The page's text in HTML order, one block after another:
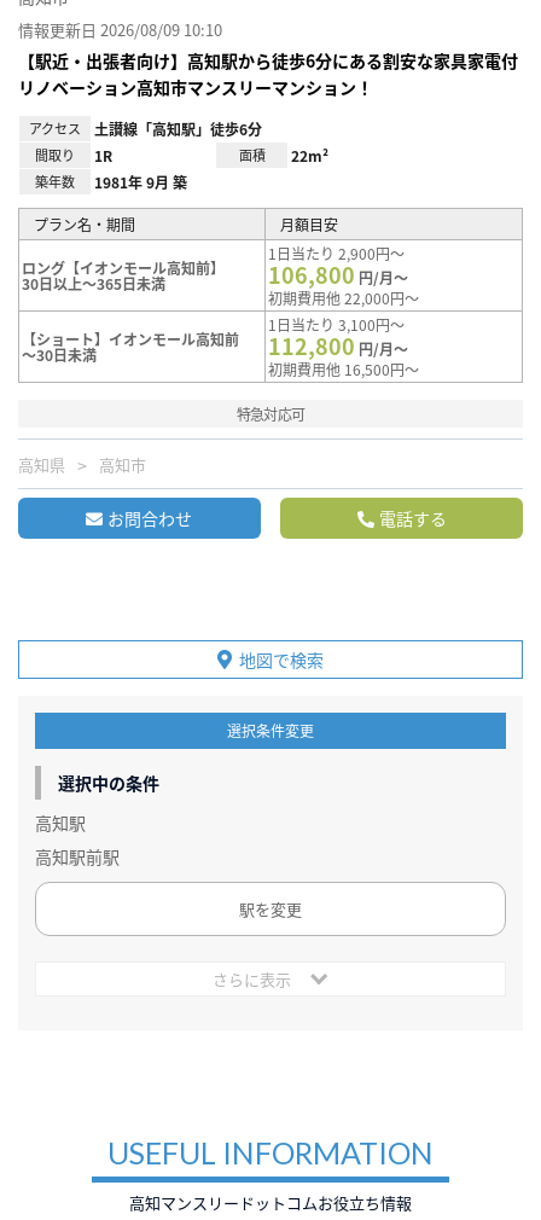
情報更新日 2026/08/09 10:10
【駅近・出張者向け】高知駅から徒歩6分にある割安な家具家電付
リノベーション高知市マンスリーマンション！
アクセス 土讃線「高知駅」徒歩6分
間取り 1R 面積 22m²
築年数 1981年 9月 築
プラン名・期間 月額目安
ロング【イオンモール高知前】
30日以上～365日未満
1日当たり 2,900円～
106,800 円/月～
初期費用他 22,000円～
【ショート】イオンモール高知前
～30日未満
1日当たり 3,100円～
112,800 円/月～
初期費用他 16,500円～
特急対応可
高知県 高知市
お問合わせ 電話する
地図で検索
選択条件変更
選択中の条件
高知駅
高知駅前駅
駅を変更
さらに表示
USEFUL INFORMATION
高知マンスリードットコムお役立ち情報